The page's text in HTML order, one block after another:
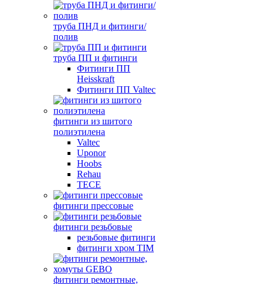
труба ПНД и фитинги/
полив
труба ПП и фитинги
Фитинги ПП
Heisskraft
Фитинги ПП Valtec
фитинги из шитого
полиэтилена
Valtec
Uponor
Hoobs
Rehau
TECE
фитинги прессовые
фитинги резьбовые
резьбовые фитинги
фитинги хром TIM
фитинги ремонтные,